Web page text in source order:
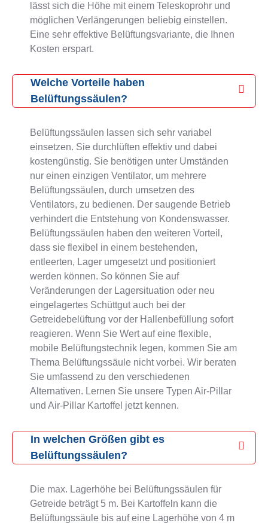
lässt sich die Höhe mit einem Teleskoprohr und
möglichen Verlängerungen beliebig einstellen.
Eine sehr effektive Belüftungsvariante, die Ihnen
Kosten erspart.
Welche Vorteile haben
Belüftungssäulen?
Belüftungssäulen lassen sich sehr variabel
einsetzen. Sie durchlüften effektiv und dabei
kostengünstig. Sie benötigen unter Umständen
nur einen einzigen Ventilator, um mehrere
Belüftungssäulen, durch umsetzen des
Ventilators, zu bedienen. Der saugende Betrieb
verhindert die Entstehung von Kondenswasser.
Belüftungssäulen haben den weiteren Vorteil,
dass sie flexibel in einem bestehenden,
entleerten, Lager umgesetzt und positioniert
werden können. So können Sie auf
Veränderungen der Lagersituation oder neu
eingelagertes Schüttgut auch bei der
Getreidebelüftung vor der Hallenbefüllung sofort
reagieren. Wenn Sie Wert auf eine flexible,
mobile Belüftungstechnik legen, kommen Sie am
Thema Belüftungssäule nicht vorbei. Wir beraten
Sie umfassend zu den verschiedenen
Alternativen. Lernen Sie unsere Typen Air-Pillar
und Air-Pillar Kartoffel jetzt kennen.
In welchen Größen gibt es
Belüftungssäulen?
Die max. Lagerhöhe bei Belüftungssäulen für
Getreide beträgt 5 m. Bei Kartoffeln kann die
Belüftungssäule bis auf eine Lagerhöhe von 4 m